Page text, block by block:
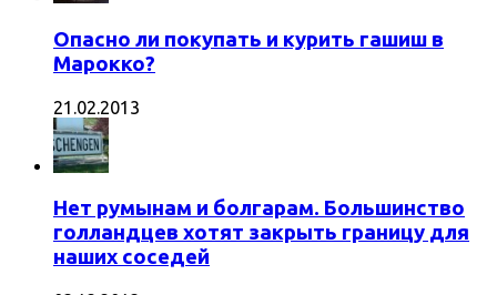
Опасно ли покупать и курить гашиш в
Марокко?
21.02.2013
Нет румынам и болгарам. Большинство
голландцев хотят закрыть границу для
наших соседей